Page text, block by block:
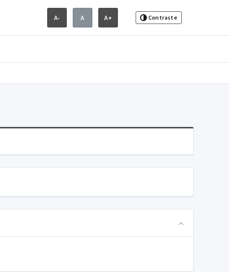
A- A A+ Contraste